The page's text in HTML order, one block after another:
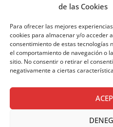
de las Cookies
Para ofrecer las mejores
cookies para almacenar y/o acceder
consentimiento de estas tecnologías
el comportamiento de navegación o
sitio. No consentir o retirar el
negativamente a ciertas
AVISO LEGAL|
POLÍTICA DE COOKIES